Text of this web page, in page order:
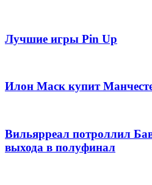
Лучшие игры Pin Up
Илон Маск купит
Вильярреал потроллил
выхода в полуфинал